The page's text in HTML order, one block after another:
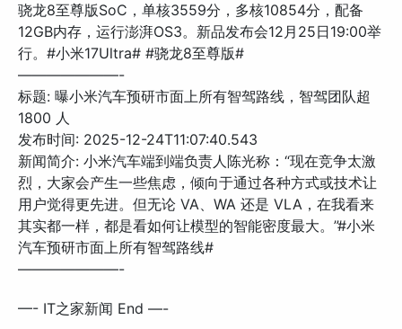
骁龙8至尊版SoC，单核3559分，多核10854分，配备
12GB内存，运行澎湃OS3。新品发布会12月25日19:00举
行。#小米17Ultra# #骁龙8至尊版#
———————-
标题: 曝小米汽车预研市面上所有智驾路线，智驾团队超
1800 人
发布时间: 2025-12-24T11:07:40.543
新闻简介: 小米汽车端到端负责人陈光称：“现在竞争太激
烈，大家会产生一些焦虑，倾向于通过各种方式或技术让
用户觉得更先进。但无论 VA、WA 还是 VLA，在我看来
其实都一样，都是看如何让模型的智能密度最大。”#小米
汽车预研市面上所有智驾路线#
———————-
—- IT之家新闻 End —-